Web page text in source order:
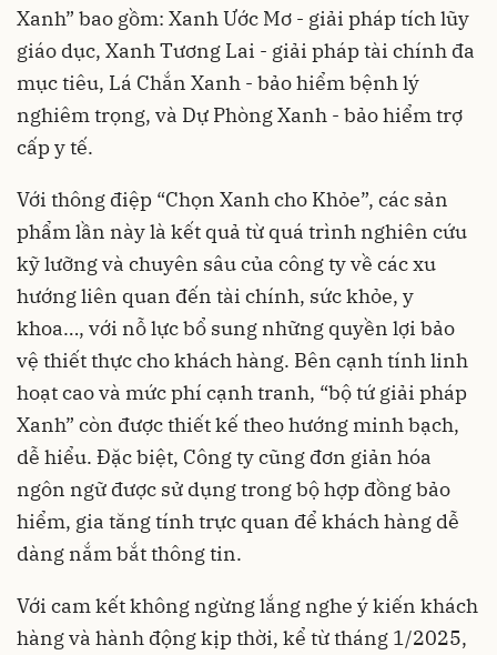
Xanh” bao gồm: Xanh Ước Mơ - giải pháp tích lũy
giáo dục, Xanh Tương Lai - giải pháp tài chính đa
mục tiêu, Lá Chắn Xanh - bảo hiểm bệnh lý
nghiêm trọng, và Dự Phòng Xanh - bảo hiểm trợ
cấp y tế.
Với thông điệp “Chọn Xanh cho Khỏe”, các sản
phẩm lần này là kết quả từ quá trình nghiên cứu
kỹ lưỡng và chuyên sâu của công ty về các xu
hướng liên quan đến tài chính, sức khỏe, y
khoa…, với nỗ lực bổ sung những quyền lợi bảo
vệ thiết thực cho khách hàng. Bên cạnh tính linh
hoạt cao và mức phí cạnh tranh, “bộ tứ giải pháp
Xanh” còn được thiết kế theo hướng minh bạch,
dễ hiểu. Đặc biệt, Công ty cũng đơn giản hóa
ngôn ngữ được sử dụng trong bộ hợp đồng bảo
hiểm, gia tăng tính trực quan để khách hàng dễ
dàng nắm bắt thông tin.
Với cam kết không ngừng lắng nghe ý kiến khách
hàng và hành động kịp thời, kể từ tháng 1/2025,